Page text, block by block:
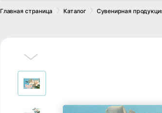
Главная страница Каталог Сувенирная